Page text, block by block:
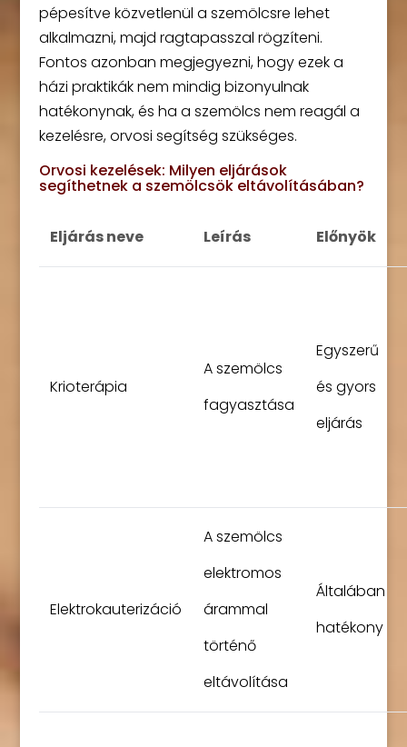
pépesítve közvetlenül a szemölcsre lehet
alkalmazni, majd ragtapasszal rögzíteni.
Fontos azonban megjegyezni, hogy ezek a
házi praktikák nem mindig bizonyulnak
hatékonynak, és ha a szemölcs nem reagál a
kezelésre, orvosi segítség szükséges.
Orvosi kezelések: Milyen eljárások
segíthetnek a szemölcsök eltávolításában?
Eljárás neve Leírás Előnyök
Krioterápia
A szemölcs
fagyasztása
Egyszerű
és gyors
eljárás
Elektrokauterizáció
A szemölcs
elektromos
árammal
történő
eltávolítása
Általában
hatékony